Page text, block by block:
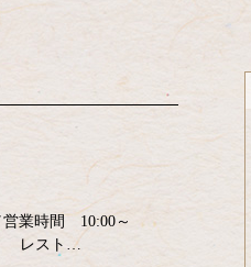
営業時間 10:00～
> レスト…